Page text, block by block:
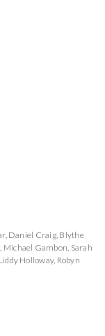
, Daniel Craig, Blythe
, Michael Gambon, Sarah
Liddy Holloway, Robyn